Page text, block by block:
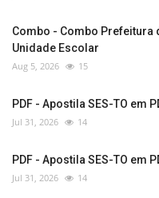
Combo - Combo Prefeitura
Unidade Escolar
Aug 5, 2026 15
PDF - Apostila SES-TO em
Jul 31, 2026 14
PDF - Apostila SES-TO em
Jul 31, 2026 14